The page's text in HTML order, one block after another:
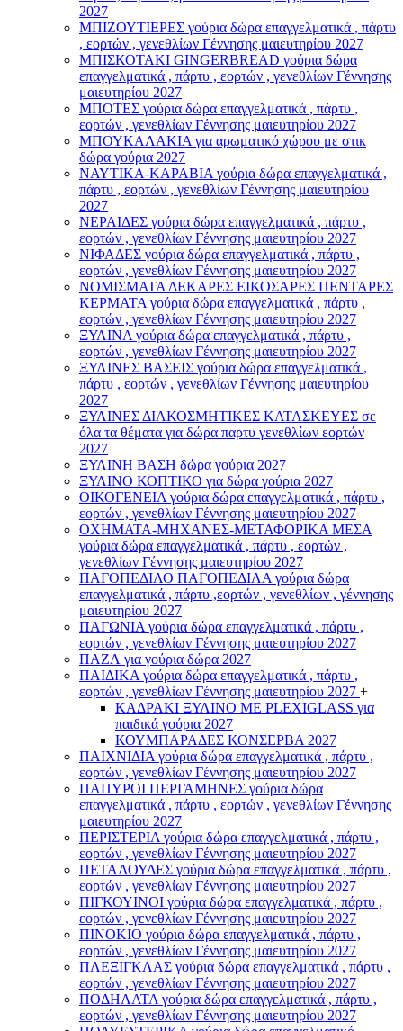
2027
ΜΠΙΖΟΥΤΙΕΡΕΣ γούρια δώρα επαγγελματικά , πάρτυ
, εορτών , γενεθλίων Γέννησης μαιευτηρίου 2027
ΜΠΙΣΚΟΤΑΚΙ GINGERBREAD γούρια δώρα
επαγγελματικά , πάρτυ , εορτών , γενεθλίων Γέννησης
μαιευτηρίου 2027
ΜΠΟΤΕΣ γούρια δώρα επαγγελματικά , πάρτυ ,
εορτών , γενεθλίων Γέννησης μαιευτηρίου 2027
ΜΠΟΥΚΑΛΑΚΙΑ για αρωματικό χώρου με στικ
δώρα γούρια 2027
ΝΑΥΤΙΚΑ-ΚΑΡΑΒΙΑ γούρια δώρα επαγγελματικά ,
πάρτυ , εορτών , γενεθλίων Γέννησης μαιευτηρίου
2027
ΝΕΡΑΙΔΕΣ γούρια δώρα επαγγελματικά , πάρτυ ,
εορτών , γενεθλίων Γέννησης μαιευτηρίου 2027
ΝΙΦΑΔΕΣ γούρια δώρα επαγγελματικά , πάρτυ ,
εορτών , γενεθλίων Γέννησης μαιευτηρίου 2027
ΝΟΜΙΣΜΑΤΑ ΔΕΚΑΡΕΣ ΕΙΚΟΣΑΡΕΣ ΠΕΝΤΑΡΕΣ
ΚΕΡΜΑΤΑ γούρια δώρα επαγγελματικά , πάρτυ ,
εορτών , γενεθλίων Γέννησης μαιευτηρίου 2027
ΞΥΛΙΝΑ γούρια δώρα επαγγελματικά , πάρτυ ,
εορτών , γενεθλίων Γέννησης μαιευτηρίου 2027
ΞΥΛΙΝΕΣ ΒΑΣΕΙΣ γούρια δώρα επαγγελματικά ,
πάρτυ , εορτών , γενεθλίων Γέννησης μαιευτηρίου
2027
ΞΥΛΙΝΕΣ ΔΙΑΚΟΣΜΗΤΙΚΕΣ ΚΑΤΑΣΚΕΥΕΣ σε
όλα τα θέματα για δώρα παρτυ γενεθλίων εορτών
2027
ΞΥΛΙΝΗ ΒΑΣΗ δώρα γούρια 2027
ΞΥΛΙΝΟ ΚΟΠΤΙΚΟ για δώρα γούρια 2027
ΟΙΚΟΓΕΝΕΙΑ γούρια δώρα επαγγελματικά , πάρτυ ,
εορτών , γενεθλίων Γέννησης μαιευτηρίου 2027
ΟΧΗΜΑΤΑ-ΜΗΧΑΝΕΣ-ΜΕΤΑΦΟΡΙΚΑ ΜΕΣΑ
γούρια δώρα επαγγελματικά , πάρτυ , εορτών ,
γενεθλίων Γέννησης μαιευτηρίου 2027
ΠΑΓΟΠΕΔΙΛΟ ΠΑΓΟΠΕΔΙΛΑ γούρια δώρα
επαγγελματικά , πάρτυ ,εορτών , γενεθλίων , γέννησης
μαιευτηρίου 2027
ΠΑΓΩΝΙΑ γούρια δώρα επαγγελματικά , πάρτυ ,
εορτών , γενεθλίων Γέννησης μαιευτηρίου 2027
ΠΑΖΛ για γούρια δώρα 2027
ΠΑΙΔΙΚΑ γούρια δώρα επαγγελματικά , πάρτυ ,
εορτών , γενεθλίων Γέννησης μαιευτηρίου 2027 +
ΚΑΔΡΑΚΙ ΞΥΛΙΝΟ ΜΕ PLEXIGLASS για
παιδικά γούρια 2027
ΚΟΥΜΠΑΡΑΔΕΣ ΚΟΝΣΕΡΒΑ 2027
ΠΑΙΧΝΙΔΙΑ γούρια δώρα επαγγελματικά , πάρτυ ,
εορτών , γενεθλίων Γέννησης μαιευτηρίου 2027
ΠΑΠΥΡΟΙ ΠΕΡΓΑΜΗΝΕΣ γούρια δώρα
επαγγελματικά , πάρτυ , εορτών , γενεθλίων Γέννησης
μαιευτηρίου 2027
ΠΕΡΙΣΤΕΡΙΑ γούρια δώρα επαγγελματικά , πάρτυ ,
εορτών , γενεθλίων Γέννησης μαιευτηρίου 2027
ΠΕΤΑΛΟΥΔΕΣ γούρια δώρα επαγγελματικά , πάρτυ ,
εορτών , γενεθλίων Γέννησης μαιευτηρίου 2027
ΠΙΓΚΟΥΙΝΟΙ γούρια δώρα επαγγελματικά , πάρτυ ,
εορτών , γενεθλίων Γέννησης μαιευτηρίου 2027
ΠΙΝΟΚΙΟ γούρια δώρα επαγγελματικά , πάρτυ ,
εορτών , γενεθλίων Γέννησης μαιευτηρίου 2027
ΠΛΕΞΙΓΚΛΑΣ γούρια δώρα επαγγελματικά , πάρτυ ,
εορτών , γενεθλίων Γέννησης μαιευτηρίου 2027
ΠΟΔΗΛΑΤΑ γούρια δώρα επαγγελματικά , πάρτυ ,
εορτών , γενεθλίων Γέννησης μαιευτηρίου 2027